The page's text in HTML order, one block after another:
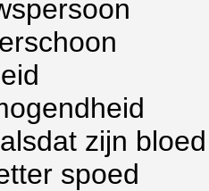
zijn bloed
spoed